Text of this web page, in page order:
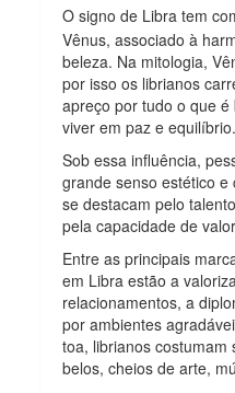
O signo de Libra tem
Vênus, associado à
beleza. Na mitologia,
por isso os librianos
apreço por tudo o que
viver em paz e equilíbrio.
Sob essa influência,
grande senso estético
se destacam pelo
pela capacidade de
Entre as principais
em Libra estão a
relacionamentos, a
por ambientes
toa, librianos costumam
belos, cheios de arte,